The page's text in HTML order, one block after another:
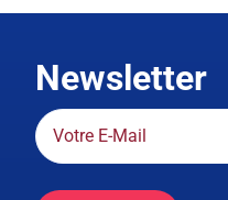
Newsletter